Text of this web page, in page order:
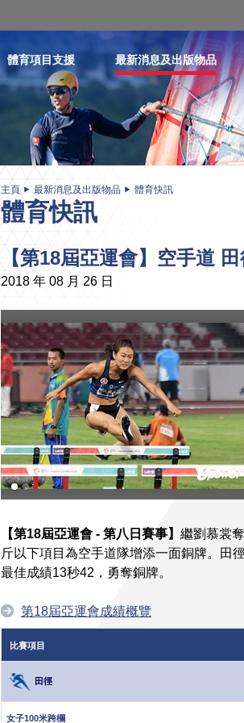
體育項目支援 最新消息及出版物品
主頁 最新消息及出版物品 體育快訊
體育快訊
【第18屆亞運會】空手道
2018 年 08 月 26 日
【第18屆亞運會 - 第八日賽事】 繼劉慕裳
斤以下項目為空手道隊增添一面銅牌。田
最佳成績13秒42，勇奪銅牌。
第18屆亞運會成績概覽
比賽項目
田徑
女子100米跨欄